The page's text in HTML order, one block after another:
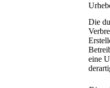
Die
eine